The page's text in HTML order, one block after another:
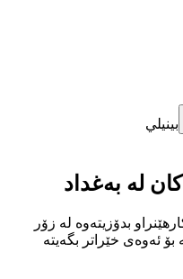
بينيلي
لە بەغداد
بدۆزیتەوە لە زۆر
ئەوەی خێراتر بگەیتە